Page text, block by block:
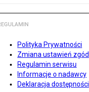
Polityka Prywatności
Zmiana ustawień zgód
Regulamin serwisu
Informacje o nadawcy
Deklaracja dostępności